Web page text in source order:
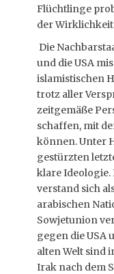
Flüchtlinge
der
Die
und die USA
islamistischen
trotz aller
zeitgemäße
schaffen, mit
können. Unter
gestürzten
klare Ideologie.
verstand sich
arabischen
Sowjetunion
gegen die USA
alten Welt sind
Irak nach dem